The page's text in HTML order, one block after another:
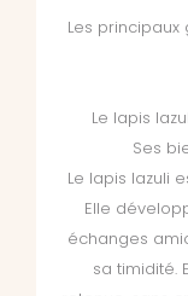
Les principaux
Le lapis
Ses
Le lapis lazuli
Elle
échanges
sa timidité.